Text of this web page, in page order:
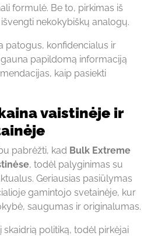
formulė. Be to, pirkimas iš
nekokybiškų analogų.
patogus, konfidencialus ir
papildomą informaciją
kaip pasiekti
vaistinėje ir
pabrėžti, kad Bulk Extreme
, todėl palyginimas su
Geriausias pasiūlymas
gamintojo svetainėje, kur
saugumas ir originalumas.
politiką, todėl pirkėjai